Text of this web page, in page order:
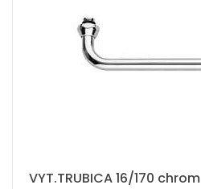
VYT.TRUBICA 16/170 chrom